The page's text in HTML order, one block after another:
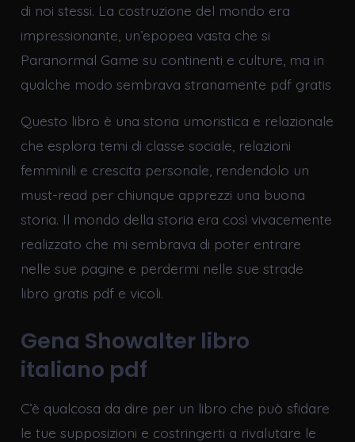
di noi stessi. La costruzione del mondo era
impressionante, un’epopea vasta che si
Paranormal Game su continenti e culture, ma in
qualche modo sembrava stranamente pdf gratis
Questo libro è una storia umoristica e relazionale
che esplora temi di classe sociale, relazioni
femminili e crescita personale, rendendolo un
must-read per chiunque apprezzi una buona
storia. Il mondo della storia era così vivacemente
realizzato che mi sembrava di poter entrare
nelle sue pagine e perdermi nelle sue strade
libro gratis pdf e vicoli.
Gena Showalter libro
italiano pdf
C’è qualcosa da dire per un libro che può sfidare
le tue supposizioni e costringerti a rivalutare le